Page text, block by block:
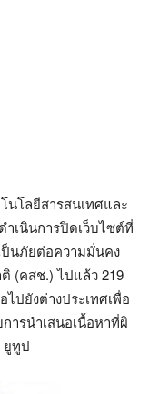
นโลยีสารสนเทศและ
เนินการปิดเว็บไซต์ที่
ป็นภัยต่อความมั่นคง
(คสช.) ไปแล้ว 219
ปยังต่างประเทศเพื่อ
รนำเสนอเนื้อหาที่ผิ
ยูทูป